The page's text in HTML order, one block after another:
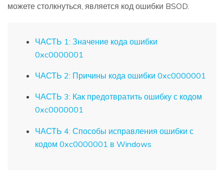
можете столкнуться, является код ошибки BSOD.
ЧАСТЬ 1: Значение кода ошибки
0xc0000001
ЧАСТЬ 2: Причины кода ошибки 0xc0000001
ЧАСТЬ 3: Как предотвратить ошибку с кодом
0xc0000001
ЧАСТЬ 4: Способы исправления ошибки с
кодом 0xc0000001 в Windows